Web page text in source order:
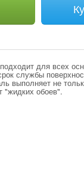
для всех
службы
выполняет не
"жидких обоев".